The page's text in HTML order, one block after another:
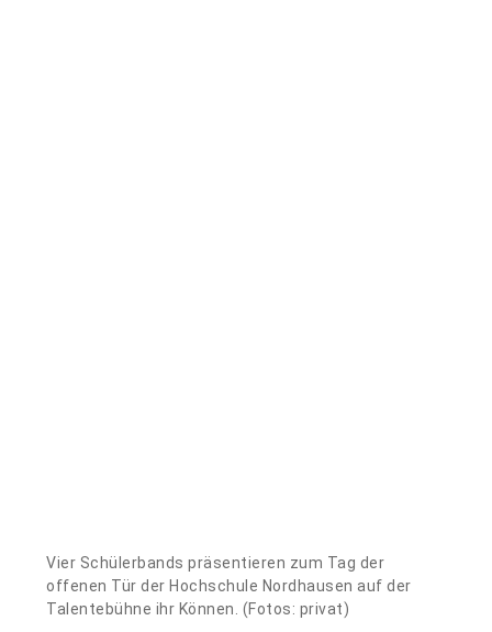
Vier Schülerbands präsentieren zum Tag der
offenen Tür der Hochschule Nordhausen auf der
Talentebühne ihr Können. (Fotos: privat)